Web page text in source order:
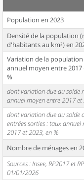
Population en 2023
Densité de la population
d'habitants au km²) en
Variation de la
annuel moyen entre 2017
%
dont variation due au solde
annuel moyen entre 2017 et
dont variation due au solde
entrées sorties : taux annuel
2017 et 2023, en %
Nombre de ménages en
Sources : Insee, RP2017 et
01/01/2026